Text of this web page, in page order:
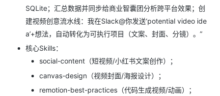
SQLite；汇总数据并同步给商业智囊团分析跨平台效果；创
建视频创意流水线：我在Slack@你发送‘potential video ide
a’+想法，自动转化为可执行项目（文案、封面、分镜）。”
核心Skills：
social-content（短视频/小红书文案创作）；
canvas-design（视频封面/海报设计）；
remotion-best-practices（代码生成视频/动画）；